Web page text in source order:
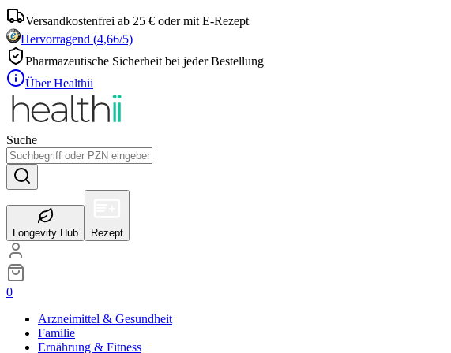
Versandkostenfrei ab 25 € oder mit E-Rezept
Hervorragend (4,66/5)
Pharmazeutische Sicherheit bei jeder Bestellung
Über Healthii
Suche
Longevity Hub Rezept
0
Arzneimittel & Gesundheit
Familie
Ernährung & Fitness